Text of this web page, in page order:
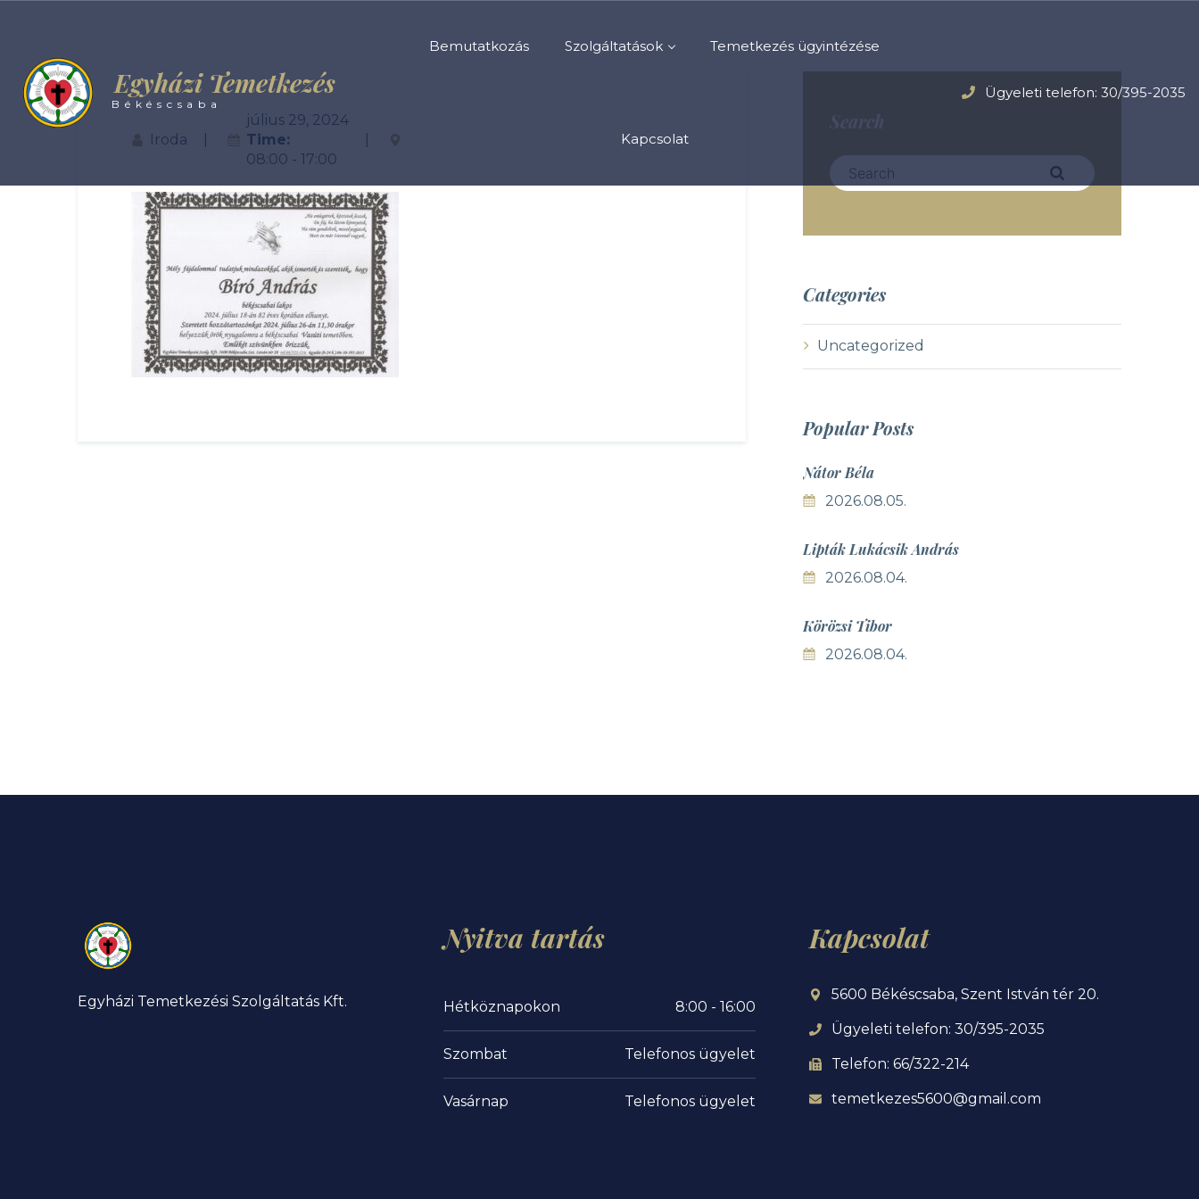
Egyházi Temetkezés
Békéscsaba
Bemutatkozás Szolgáltatások Temetkezés ügyintézése
Kapcsolat
Ügyeleti telefon: 30/395-2035
Iroda
július 29, 2024
Time:
08:00 - 17:00
Search
S
e
Categories
Uncategorized
Popular Posts
Nátor Béla
2026.08.05.
Lipták Lukácsik András
2026.08.04.
Körözsi Tibor
2026.08.04.
Egyházi Temetkezési Szolgáltatás Kft.
Nyitva tartás
Hétköznapokon 8:00 - 16:00
Szombat Telefonos ügyelet
Vasárnap Telefonos ügyelet
Kapcsolat
5600 Békéscsaba, Szent István tér 20.
Ügyeleti telefon: 30/395-2035
Telefon: 66/322-214
temetkezes5600@gmail.com